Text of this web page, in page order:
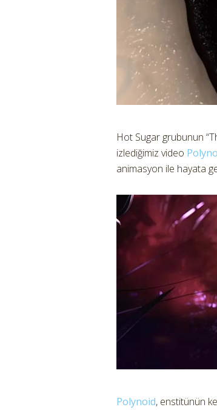
Hot Sugar grubunun
izlediğimiz video
animasyon ile hayata
Polynoid, enstitünün